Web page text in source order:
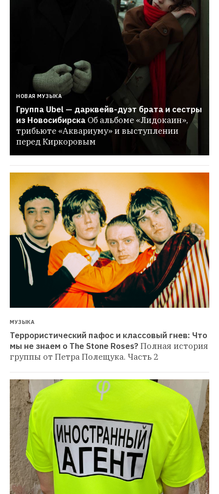
НОВАЯ МУЗЫКА
Группа Ubel — дарквейв-дуэт брата и сестры
из Новосибирска Об альбоме «Лидокаин»,
трибьюте «Аквариуму» и выступлении
перед Киркоровым
МУЗЫКА
Террористический пафос и классовый гнев: Что
мы не знаем о The Stone Roses?Полная история
группы от Петра Полещука. Часть 2